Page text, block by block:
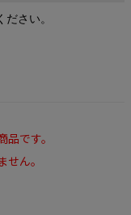
さい。
です。
ん。